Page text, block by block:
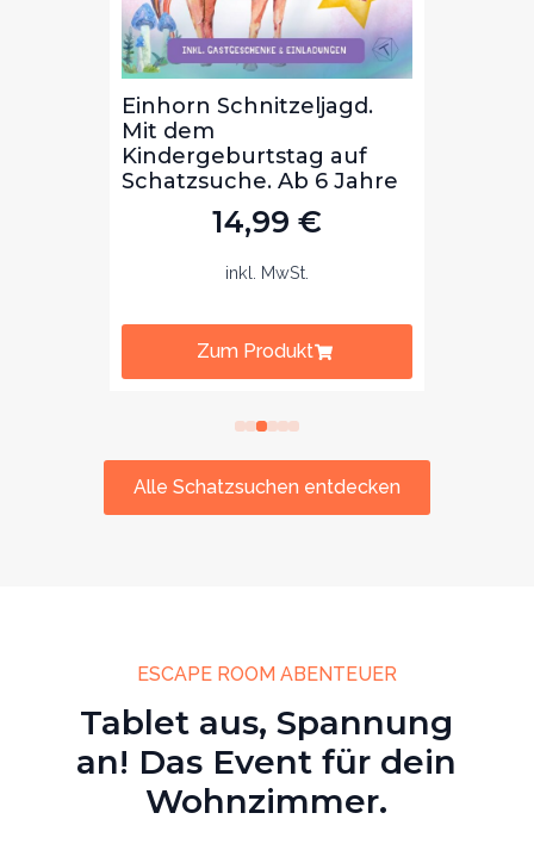
Weltreise Schnitzeljagd.
Mit dem
Kindergeburtstag auf
Schatzsuche. Ab 8 Jahre.
14,99 €
inkl. MwSt.
Zum Produkt
Alle Schatzsuchen entdecken
ESCAPE ROOM ABENTEUER
Tablet aus, Spannung
an! Das Event für dein
Wohnzimmer.